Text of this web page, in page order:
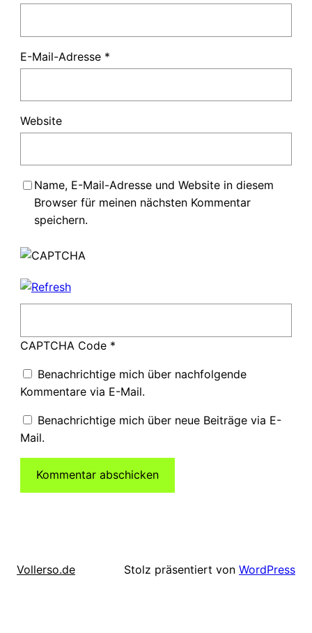
E-Mail-Adresse *
Website
Name, E-Mail-Adresse und Website in diesem
Browser für meinen nächsten Kommentar
speichern.
CAPTCHA Code*
Benachrichtige mich über nachfolgende
Kommentare via E-Mail.
Benachrichtige mich über neue Beiträge via E-
Mail.
Vollerso.de Stolz präsentiert von WordPress